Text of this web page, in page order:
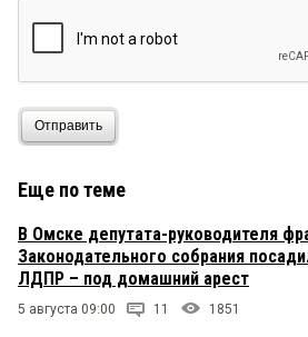
Отправить
Еще по теме
В Омске депутата-руководителя
Законодательного собрания
ЛДПР – под домашний арест
5 августа 09:00 11 1851